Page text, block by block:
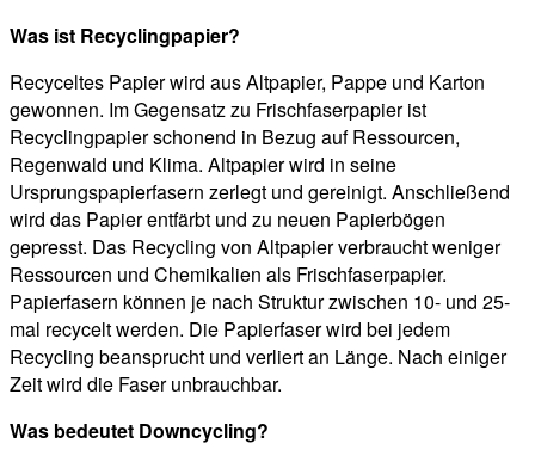
Was ist Recyclingpapier?
Recyceltes Papier wird aus Altpapier, Pappe und Karton
gewonnen. Im Gegensatz zu Frischfaserpapier ist
Recyclingpapier schonend in Bezug auf Ressourcen,
Regenwald und Klima. Altpapier wird in seine
Ursprungspapierfasern zerlegt und gereinigt. Anschließend
wird das Papier entfärbt und zu neuen Papierbögen
gepresst. Das Recycling von Altpapier verbraucht weniger
Ressourcen und Chemikalien als Frischfaserpapier.
Papierfasern können je nach Struktur zwischen 10- und 25-
mal recycelt werden. Die Papierfaser wird bei jedem
Recycling beansprucht und verliert an Länge. Nach einiger
Zeit wird die Faser unbrauchbar.
Was bedeutet Downcycling?